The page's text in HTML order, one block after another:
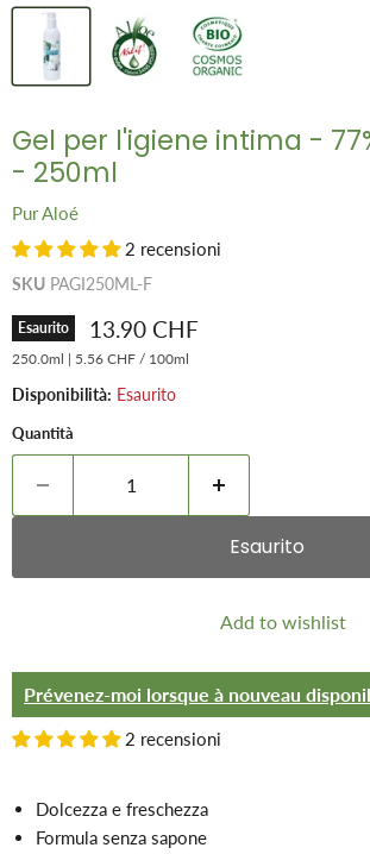
Gel per l'igiene intima -
- 250ml
Pur Aloé
2 recensioni
SKU PAGI250ML-F
Esaurito Prezzo attuale
13.90 CHF
250.0ml | 5.56 CHF / 100ml
Disponibilità: Esaurito
Quantità
Esaurito
Add to wishlist
Prévenez-moi lorsque à nouveau
2 recensioni
Dolcezza e freschezza
Formula senza sapone